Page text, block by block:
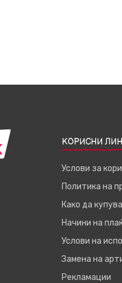
КОРИСНИ
Услови за
Политика на
Како да
Начини на
Услови на
Замена на
Рекламации